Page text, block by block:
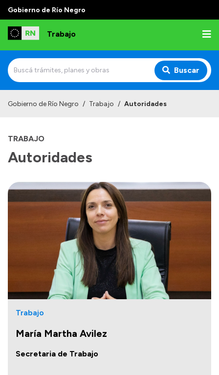
Gobierno de Río Negro
Trabajo
Buscar
Delegaciones
Normativas
Presupuesto
Boletín Oficial
Compras y licitaciones
Consulta de expedientes
Consulta de pago a proveedores
Convocatorias
Intranet
Gobierno de Río Negro / Trabajo / Autoridades
TRABAJO
Autoridades
Trabajo
María Martha Avilez
Secretaria de Trabajo